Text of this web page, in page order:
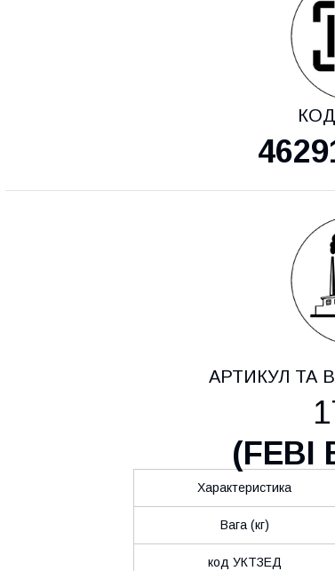
АРТИКУЛ ТА
(FEBI
Характеристика
Вага (кг)
код УКТЗЕД